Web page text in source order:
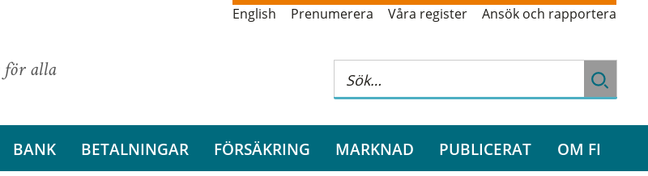
för alla
English Prenumerera Våra register Ansök och rapportera
BANK BETALNINGAR FÖRSÄKRING MARKNAD PUBLICERAT OM FI